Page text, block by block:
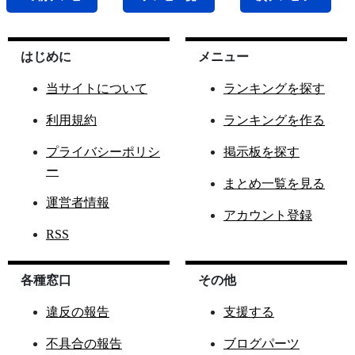
はじめに
当サイトについて
利用規約
プライバシーポリシ
ー
運営者情報
RSS
メニュー
ランキングを探す
ランキングを作る
掲示板を探す
まとめ一覧を見る
アカウント登録
各種窓口
違反の報告
不具合の報告
その他
支援する
ブログパーツ